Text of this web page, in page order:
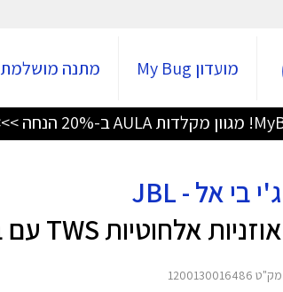
מועדון My Bug מתנה מושלמת
ג'י בי אל - JBL
אוזניות אלחוטיות TWS עם ביטול רעשים Tune Beam 2
מק"ט 1200130016486